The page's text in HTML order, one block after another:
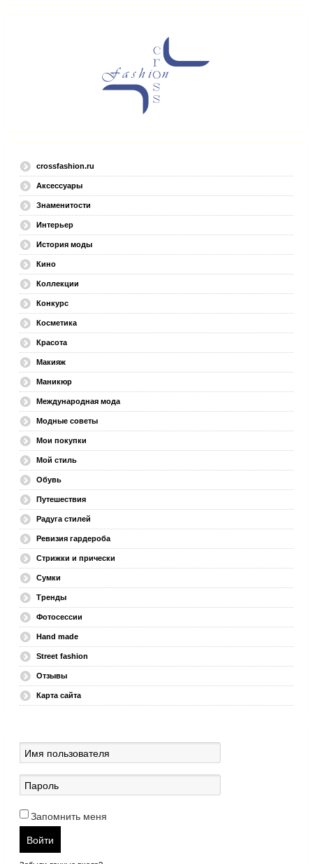
crossfashion.ru
Аксессуары
Знаменитости
Интерьер
История моды
Кино
Коллекции
Конкурс
Косметика
Красота
Макияж
Маникюр
Международная мода
Модные советы
Мои покупки
Мой стиль
Обувь
Путешествия
Радуга стилей
Ревизия гардероба
Стрижки и прически
Сумки
Тренды
Фотосессии
Hand made
Street fashion
Отзывы
Карта сайта
Запомнить меня
Войти